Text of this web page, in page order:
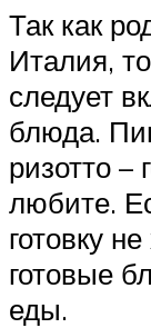
Так как
Италия,
следует
блюда.
ризотто –
любите.
готовку
готовые
еды.